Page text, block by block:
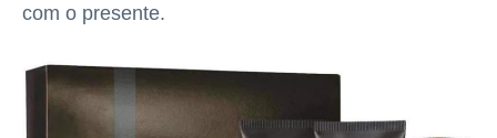
com o presente.